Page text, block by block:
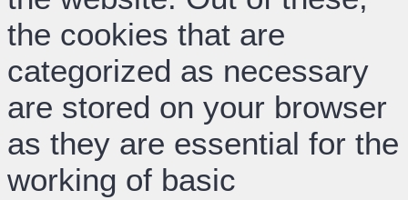
the cookies that are
categorized as necessary
are stored on your browser
as they are essential for the
working of basic